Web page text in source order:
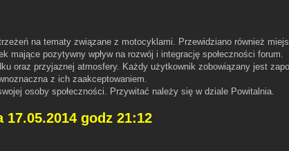
na tematy związane z motocyklami. Przewidziano również
mające pozytywny wpływ na rozwój i integrację społeczności forum.
oraz przyjaznej atmosfery. Każdy użytkownik zobowiązany jest
z ich zaakceptowaniem.
osoby społeczności. Przywitać należy się w dziale Powitalnia.
godz 21:12